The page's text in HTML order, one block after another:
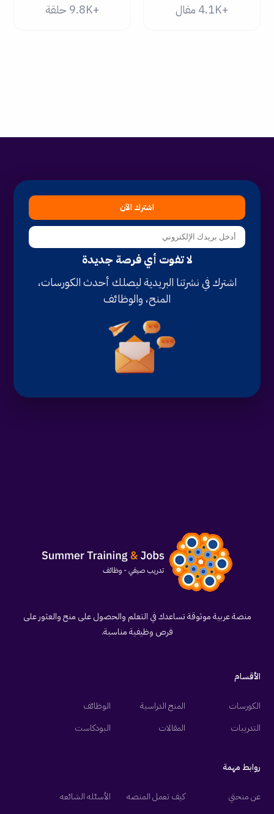
+4.1K مقال +9.8K حلقة
اشترك الآن
لا تفوت أي فرصة جديدة
اشترك في نشرتنا البريدية ليصلك أحدث الكورسات،
المنح، والوظائف
منصة عربية موثوقة تساعدك في التعلم والحصول على منح والعثور على
فرص وظيفية مناسبة.
الأقسام
الكورسات المنح الدراسية
الوظائف
التدريبات
المقالات البودكاست
روابط مهمة
عن منحتي كيف تعمل المنصه
الأسئله الشائعه